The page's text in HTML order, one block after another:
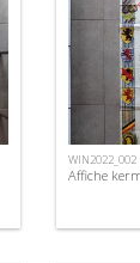
WIN2022_002
Affiche